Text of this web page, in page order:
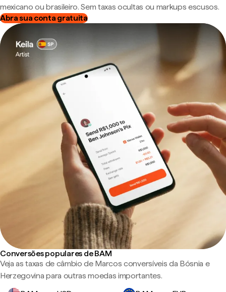
mexicano ou brasileiro. Sem taxas ocultas ou markups escusos.
Abra sua conta gratuita
Conversões populares de BAM
Veja as taxas de câmbio de Marcos conversíveis da Bósnia e
Herzegovina para outras moedas importantes.